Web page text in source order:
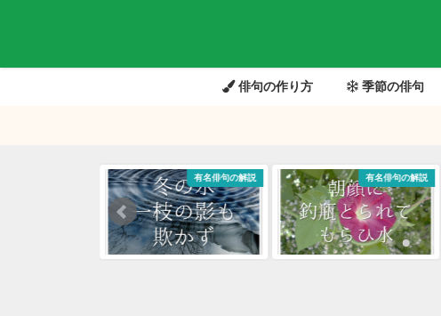
俳句の作り方 季節の俳句
有名俳句の解説 有名俳句の解説